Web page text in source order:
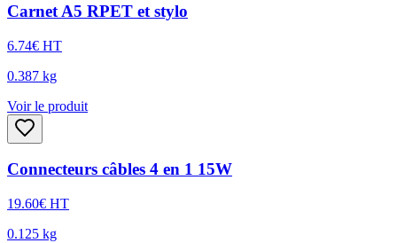
Carnet A5 RPET et stylo
6.74€ HT
0.387 kg
Voir le produit
Connecteurs câbles 4 en 1 15W
19.60€ HT
0.125 kg